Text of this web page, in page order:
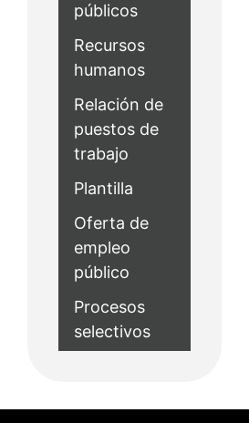
públicos
Recursos
humanos
Relación de
puestos de
trabajo
Plantilla
Oferta de
empleo
público
Procesos
selectivos